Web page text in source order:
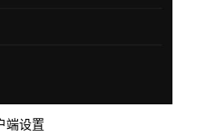
端设置